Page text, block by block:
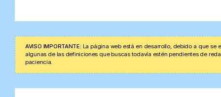
AVISO IMPORTANTE: La página web está en desarrollo, debido a que
algunas de las definiciones que buscas todavía estén pendientes de
paciencia.